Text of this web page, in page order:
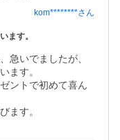
kom********さん
ます。
急いでましたが、
ます。
ントで初めて喜ん
ます。